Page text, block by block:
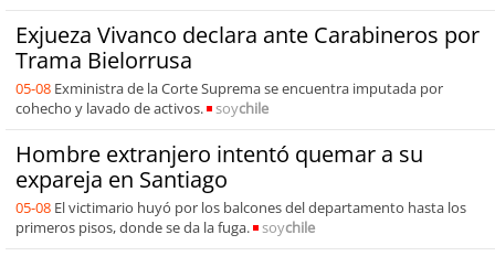
Exjueza Vivanco declara ante Carabineros por
Trama Bielorrusa
05-08 Exministra de la Corte Suprema se encuentra imputada por
cohecho y lavado de activos.
soychile
Hombre extranjero intentó quemar a su
expareja en Santiago
05-08 El victimario huyó por los balcones del departamento hasta los
primeros pisos, donde se da la fuga.
soychile